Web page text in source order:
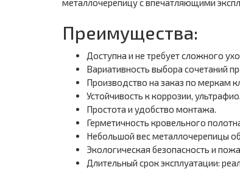
металлочерепицу с впечатляющими
Преимущества:
Доступна и не требует сложного
Вариативность выбора сочетаний
Производство на заказ по меркам
Устойчивость к коррозии,
Простота и удобство монтажа.
Герметичность кровельного
Небольшой вес металлочерепицы
Экологическая безопасность и
Длительный срок эксплуатации: